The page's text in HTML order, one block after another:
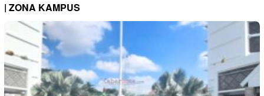
| ZONA KAMPUS